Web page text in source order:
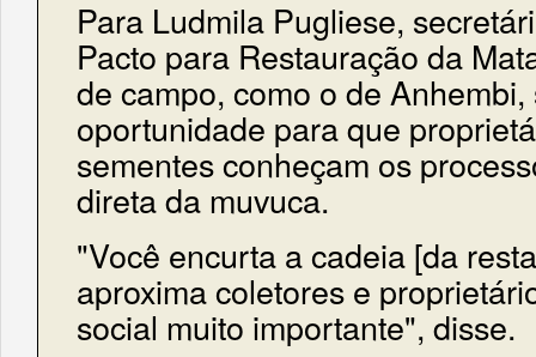
Para Ludmila Pugliese,
Pacto para Restauração da
de campo, como o de
oportunidade para que
sementes conheçam os
direta da muvuca.
"Você encurta a cadeia [da
aproxima coletores e
social muito importante", disse.